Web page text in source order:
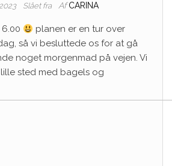
Slået fra Af CARINA
planen er en tur over
så vi besluttede os for at gå
noget morgenmad på vejen. Vi
sted med bagels og